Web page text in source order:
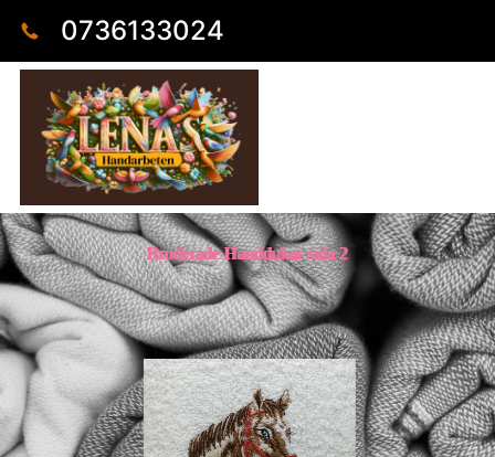
0736133024
Broderade Handdukar sida 2